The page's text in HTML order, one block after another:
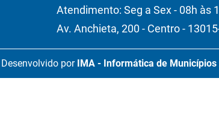
Atendimento: Seg a Sex - 08h às
Av. Anchieta, 200 - Centro -
Desenvolvido por IMA - Informática de